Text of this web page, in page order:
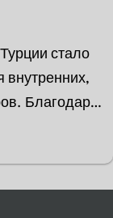
стало
внутренних,
Благодаря